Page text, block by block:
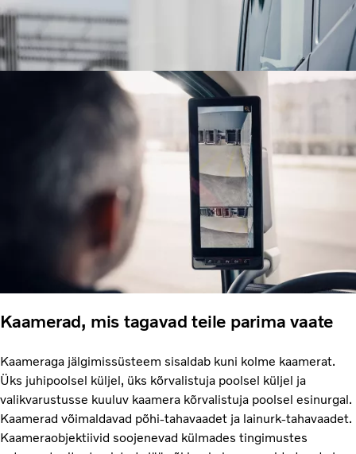
Kaamerad, mis tagavad teile parima vaate
Kaameraga jälgimissüsteem sisaldab kuni kolme kaamerat.
Üks juhipoolsel küljel, üks kõrvalistuja poolsel küljel ja
valikvarustusse kuuluv kaamera kõrvalistuja poolsel esinurgal.
Kaamerad võimaldavad põhi-tahavaadet ja lainurk-tahavaadet.
Kaameraobjektiivid soojenevad külmades tingimustes